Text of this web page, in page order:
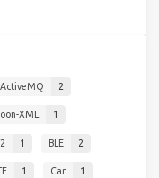
ActiveMQ 2
XML 1
1 BLE 2
1 Car 1